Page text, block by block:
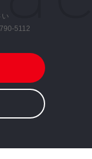
い
5112